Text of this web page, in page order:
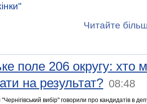
Читайте
поле 206 округу: хто
на результат? 08:48
вибір" говорили про кандидатів в